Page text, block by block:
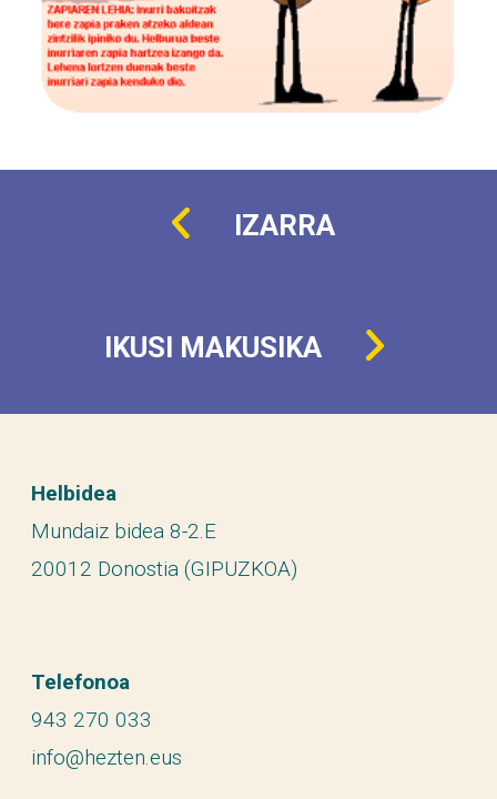
IZARRA
IKUSI MAKUSIKA
Helbidea
Mundaiz bidea 8-2.E
20012 Donostia (GIPUZKOA)
Telefonoa
943 270 033
info@hezten.eus